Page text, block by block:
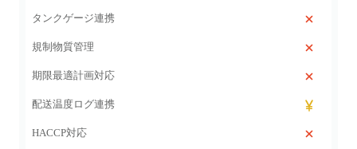
タンクゲージ連携
規制物質管理
期限最適計画対応
配送温度ログ連携
HACCP対応